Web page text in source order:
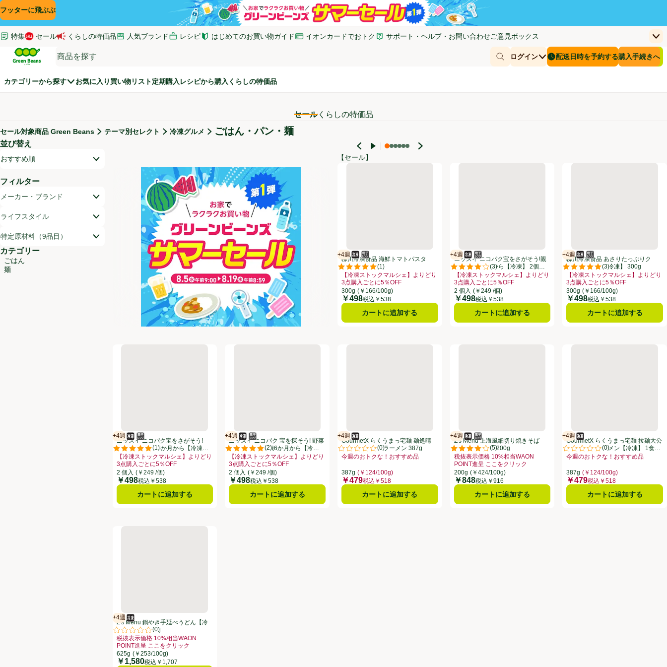
コンテンツに飛ぶ
検索に飛ぶ
フッターに飛ぶ
特集 セール くらしの特価品 人気ブランド レシピ はじめてのお買い物ガイド
(新しいウィンドウで開く)
イオンカードでおトク
(新しいウィンドウで開く)
サポート・ヘルプ・お問い合わせ
(新しいウィンドウで開く)
ご意見ボックス
(新しいウィンドウで開く)
上
Green Beans
商品を探す
ログイン
配送日時を予約する
配送日時を予約する購入手続きへ
お客さまのカ
￥0
カテゴリーから探す お気に入り 買い物リスト定期購入 レシピから購入 くらしの特価品
セールくらしの特価品
セール対象商品
セール対象商品 Green Beans テーマ別セレクト 冷凍グルメ ごはん・パン・麺
並び替え
開いて並び替えオプションのリストを見る
おすすめ順
フィルター
メーカー・ブランド
ライフスタイル
特定原材料（9品目）
カテゴリー
ごはん
麺
【セール】
柳川冷凍食品 海鮮トマトパスタ【冷凍】 300g
+4週
賞味・消費期限保証：4週間
冷凍食品
電子レンジ使用可
(1 )
評価は1件のレビューで5点中5.0点。
柳川冷凍食品 海鮮トマトパスタ
【冷凍】 300g
【冷凍ストックマルシェ】よりどり
3点購入ごとに5％OFF
お買い得品名：【冷凍ストックマルシェ】よりどり3点購入ごとに5％OFF、、クリックしてこのオファーのある全商品リ
300g (￥166/100g)
価格
￥498税込￥538
カートに追加する
ニッスイ ニコパク宝をさがそう!親子丼 1歳6か月から【冷凍】 2
+4週
賞味・消費期限保証：4週間
冷凍食品
電子レンジ使用可
(3)
評価は3件のレビューで5点中4.0点。
ニッスイ ニコパク宝をさがそう!親
子丼 1歳6か月から【冷凍】 2個入
240g
【冷凍ストックマルシェ】よりどり
3点購入ごとに5％OFF
お買い得品名：【冷凍ストックマルシェ】よりどり3点購入ごとに5％OFF、
2 個入 (￥249 /個)
価格
￥498税込￥538
カートに追加する
柳川冷凍食品 あさりたっぷ
+4週
賞味・消費期限保証：4週間
冷凍食品
電子レンジ使用可
(3)
評価は3件のレビューで5点中5.0
柳川冷凍食品 あさりたっぷりク
リームパスタ【冷凍】 300g
【冷凍ストックマルシェ】よりどり
3点購入ごとに5％OFF
お買い得品名：【冷凍ストックマル
300g (￥166/100g)
価格
￥498税込￥538
カートに追加する
ニッスイ ニコパク宝をさがそう!マーボー丼 1歳6か月から【冷凍】 2個入 240g
+4週
賞味・消費期限保証：4週間
冷凍食品
電子レンジ使用可
(1)
評価は1件のレビューで5点中5.0点。
ニッスイ ニコパク宝をさがそう!
マーボー丼 1歳6か月から【冷凍】
2個入 240g
【冷凍ストックマルシェ】よりどり
3点購入ごとに5％OFF
お買い得品名：【冷凍ストックマルシェ】よりどり3点購入ごとに5％OFF、、クリックしてこのオファーのある全商品リストを表示
2 個入 (￥249 /個)
価格
￥498税込￥538
カートに追加する
ニッスイ ニコパク 宝を探そう! 野菜のナポリタン1歳6か月から【冷凍】 2個入(240g)
+4週
賞味・消費期限保証：4週間
冷凍食品
電子レンジ使用可
(2)
評価は2件のレビューで5点中5.0点。
ニッスイ ニコパク 宝を探そう! 野菜
のナポリタン1歳6か月から【冷凍】
2個入(240g)
【冷凍ストックマルシェ】よりどり
3点購入ごとに5％OFF
お買い得品名：【冷凍ストックマルシェ】よりどり3点購入ごとに5％OFF、、クリックしてこのオファーのある全商品リストを表示
2 個入 (￥249 /個)
価格
￥498税込￥538
カートに追加する
GourmetX らくうまっ宅麺 麺処晴 芳醇煮干し醤油ラーメン 387g
+4週
賞味・消費期限保証：4週間
冷凍食品
(0)
評価は0件のレビューで5点中0.0点。
GourmetX らくうまっ宅麺 麺処晴
芳醇煮干し醤油ラーメン 387g
今週のおトクな！おすすめ品
お買い得品名：今週のおトクな！おすすめ品、、クリックしてこのオファーのある全商品リストを表示
387g (￥124/100g)
価格
￥479税込￥518
カートに追加する
Z's Menu 上海風細切り焼きそば【冷凍】 1人前 200g
+4週
賞味・消費期限保証：4週間
冷凍食品
電子レンジ使用可
(5)
評価は5件のレビューで5点中4.0点。
Z's Menu 上海風細切り焼きそば
【冷凍】 1人前 200g
税抜表示価格 10%相当WAON
POINT進呈 ここをクリック
お買い得品名：税抜表示価格 10%相当WAON POINT進呈 ここをクリック、、
200g (￥424/100g)
価格
￥848税込￥916
カートに追加する
GourmetX らくうまっ宅麺 拉
+4週
賞味・消費期限保証：4週間
冷凍食品
(0)
評価は0件のレビューで5点中0.0
GourmetX らくうまっ宅麺 拉麺大公
香ばし味噌ラーメン【冷凍】 1食入
(387g)
今週のおトクな！おすすめ品
387g (￥124/100g)
価格
￥479税込￥518
カートに追加する
Z's Menu 鍋やき手延べうどん【冷凍】 1人前 625g
+4週
賞味・消費期限保証：4週間
冷凍食品
(0)
評価は0件のレビューで5点中0.0点。
Z's Menu 鍋やき手延べうどん【冷
凍】 1人前 625g
税抜表示価格 10%相当WAON
POINT進呈 ここをクリック
お買い得品名：税抜表示価格 10%相当WAON POINT進呈 ここをクリック、、クリックしてこのオファーのある全商品リストを表示
625g (￥253/100g)
価格
￥1,580税込￥1,707